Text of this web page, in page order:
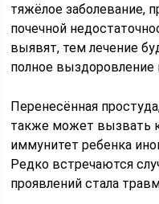
тяжёлое заболевание,
почечной
выявят, тем лечение
полное выздоровление
Перенесённая
также может вызвать
иммунитет ребенка
Редко встречаются
проявлений стала